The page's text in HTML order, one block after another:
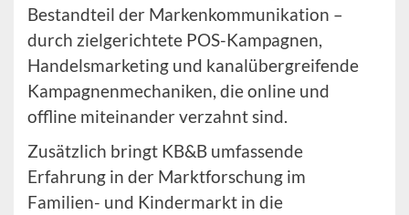
Bestandteil der Markenkommunikation –
durch zielgerichtete POS-Kampagnen,
Handelsmarketing und kanalübergreifende
Kampagnenmechaniken, die online und
offline miteinander verzahnt sind.
Zusätzlich bringt KB&B umfassende
Erfahrung in der Marktforschung im
Familien- und Kindermarkt in die